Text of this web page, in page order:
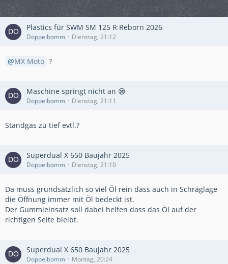
Plastics für SWM SM 125 R Reborn 2026
Doppelbomm Dienstag, 21:12
MX Moto ?
Maschine springt nicht an 😪
Doppelbomm Dienstag, 21:11
Standgas zu tief evtl.?
Superdual X 650 Baujahr 2025
Doppelbomm Dienstag, 21:10
Da muss grundsätzlich so viel Öl rein dass auch in Schräglage
die Öffnung immer mit Öl bedeckt ist.
Der Gummieinsatz soll dabei helfen dass das Öl auf der
richtigen Seite bleibt.
Superdual X 650 Baujahr 2025
Doppelbomm Montag, 20:24